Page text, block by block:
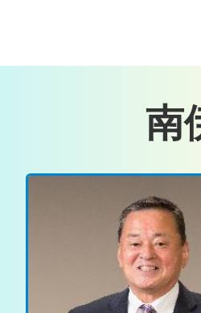
令和8年熊本
2026年07月31
行政チャンネ
南